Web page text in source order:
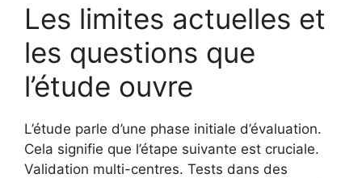
Les limites actuelles et
les questions que
l’étude ouvre
L’étude parle d’une phase initiale d’évaluation.
Cela signifie que l’étape suivante est cruciale.
Validation multi-centres. Tests dans des